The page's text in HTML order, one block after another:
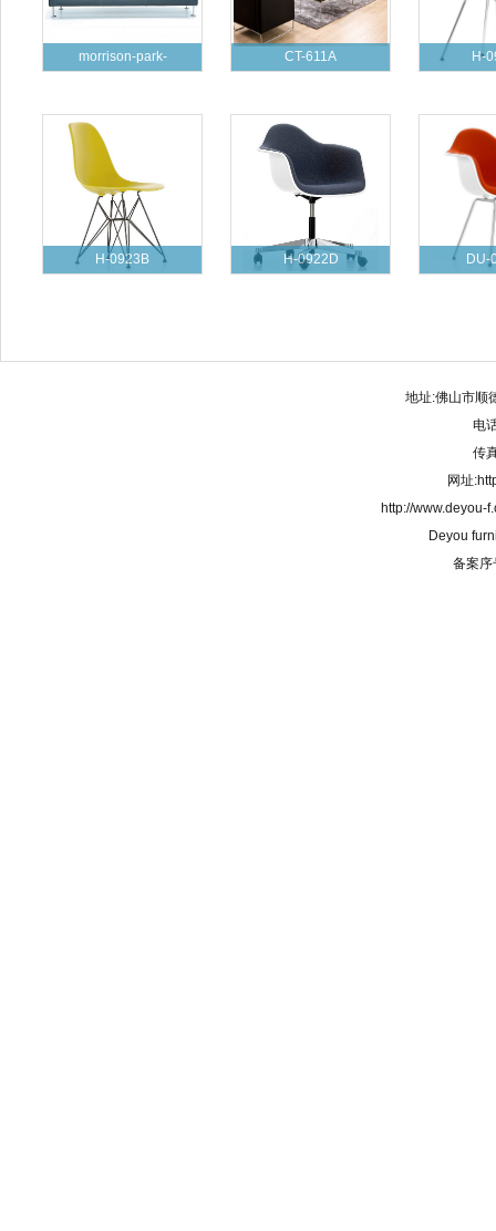
morrison-park- CT-611A H-
H-0923B H-0922D DU-
地址:佛山市顺
电
传
网址
http://www.deyou-
Deyou
备案